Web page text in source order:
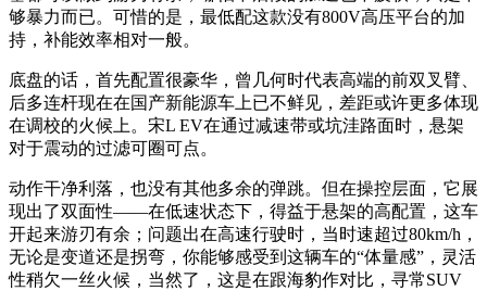
够暴力而已。可惜的是，最低配这款没有800V高压平台的加
持，补能效率相对一般。
底盘的话，首先配置很豪华，曾几何时代表高端的前双叉臂、
后多连杆现在在国产新能源车上已不鲜见，差距或许更多体现
在调校的火候上。宋L EV在通过减速带或坑洼路面时，悬架
对于震动的过滤可圈可点。
动作干净利落，也没有其他多余的弹跳。但在操控层面，它展
现出了双面性——在低速状态下，得益于悬架的高配置，这车
开起来游刃有余；问题出在高速行驶时，当时速超过80km/h，
无论是变道还是拐弯，你能够感受到这辆车的“体量感”，灵活
性稍欠一丝火候，当然了，这是在跟海豹作对比，寻常SUV